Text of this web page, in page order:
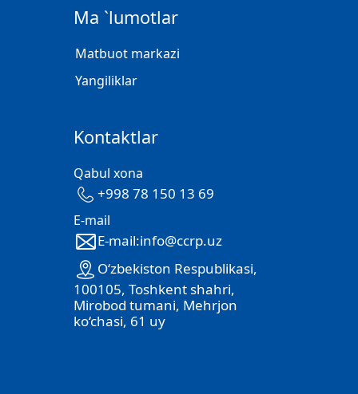
Ma `lumotlar
Matbuot markazi
Yangiliklar
Kontaktlar
Qabul xona
+998 78 150 13 69
E-mail
E-mail:info@ccrp.uz
O‘zbekiston Respublikasi,
100105, Toshkent shahri,
Mirobod tumani, Mehrjon
ko‘chasi, 61 uy